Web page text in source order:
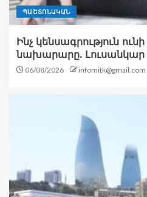
ՊԱՇՏՈՆԱԿԱՆ
Ինչ կենսագրություն
նախարարը. Լուսանկար
06/08/2026 infomitk@gmail.com